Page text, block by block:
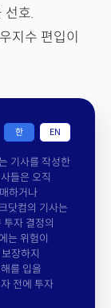
선호.
지수 편입이
한 EN
기사를 작성한
들은 오직
하거나
닷컴의 기사는
자 결정의
는 위험이
장하지
를 입을
전에 투자